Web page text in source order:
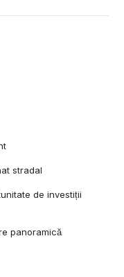
stradal
de investiții
panoramică